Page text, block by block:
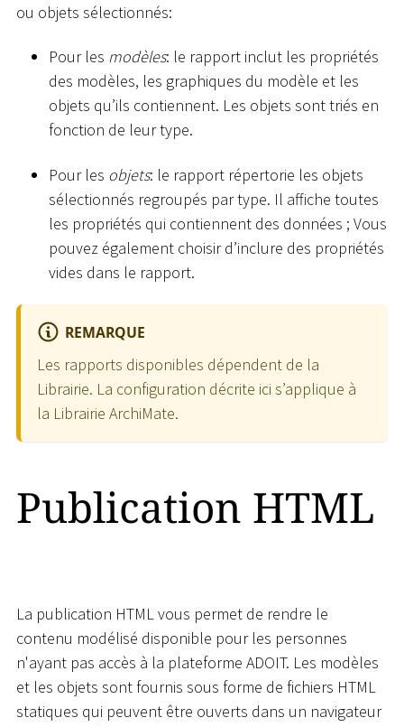
ou objets sélectionnés:
Pour les modèles: le rapport inclut les propriétés
des modèles, les graphiques du modèle et les
objets qu’ils contiennent. Les objets sont triés en
fonction de leur type.
Pour les objets: le rapport répertorie les objets
sélectionnés regroupés par type. Il affiche toutes
les propriétés qui contiennent des données ; Vous
pouvez également choisir d’inclure des propriétés
vides dans le rapport.
REMARQUE
Les rapports disponibles dépendent de la
Librairie. La configuration décrite ici s’applique à
la Librairie ArchiMate.
Publication HTML
La publication HTML vous permet de rendre le
contenu modélisé disponible pour les personnes
n'ayant pas accès à la plateforme ADOIT. Les modèles
et les objets sont fournis sous forme de fichiers HTML
statiques qui peuvent être ouverts dans un navigateur